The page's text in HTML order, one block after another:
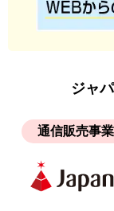
ジャ
通信販売事業